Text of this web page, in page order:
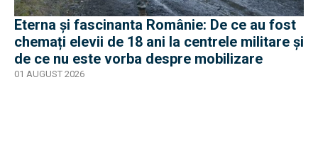
Eterna și fascinanta Românie: De ce au fost
chemați elevii de 18 ani la centrele militare și
de ce nu este vorba despre mobilizare
01 AUGUST 2026